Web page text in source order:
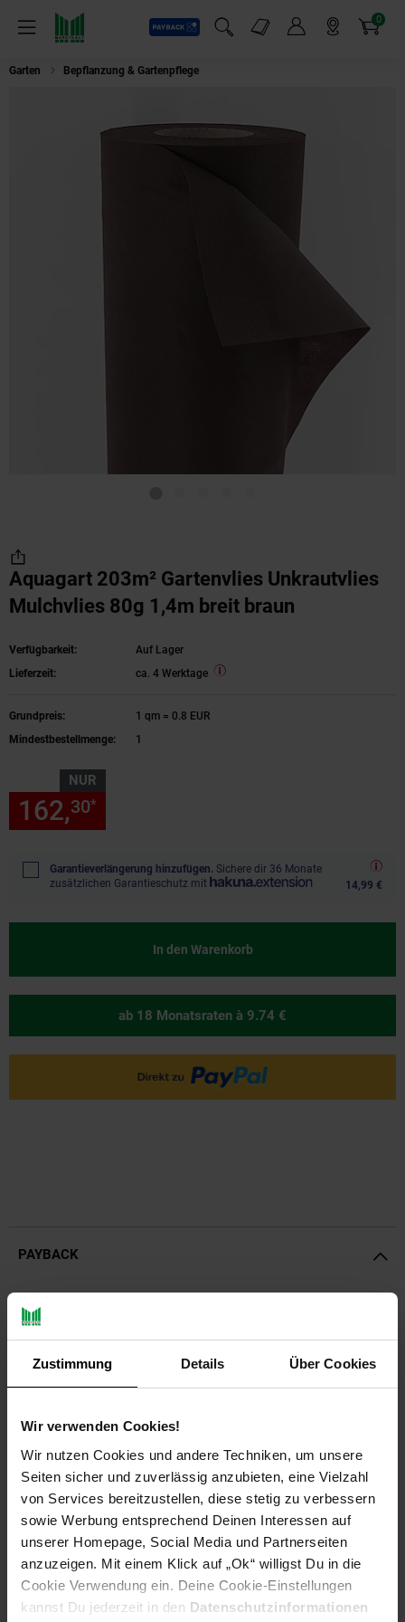
Zustimmung Details Über Cookies
Wir verwenden Cookies!
Wir nutzen Cookies und andere Techniken, um unsere
Seiten sicher und zuverlässig anzubieten, eine Vielzahl
von Services bereitzustellen, diese stetig zu verbessern
sowie Werbung entsprechend Deinen Interessen auf
unserer Homepage, Social Media und Partnerseiten
anzuzeigen. Mit einem Klick auf „Ok“ willigst Du in die
Cookie Verwendung ein. Deine Cookie-Einstellungen
kannst Du jederzeit in den Datenschutzinformationen
Menü
Payback
Suchfeld einblenden
Markt-Angebote 0
Artikel
Garten Bepflanzung & Gartenpflege
Aquagart 203m² Gartenvlies Unkrautvlies
Mulchvlies 80g 1,4m breit braun
Verfügbarkeit:
Auf Lager
Lieferzeit:
ca. 4 Werktage
Grundpreis:
1 qm = 0.8 EUR
Mindestbestellmenge:
1
NUR
162,30*
Garantieverlängerung hinzufügen. Sichere dir 36 Monate
zusätzlichen Garantieschutz mit
14,99 €
In den Warenkorb
ab 18 Monatsraten à 9.74 €
PAYBACK
Payback Punkte
Unkrautvlies ist eine biologische und umweltschonende
Methode zur Unkrautbekämpfung. Durch das Vlies kann auf
eine chemische Behandlung von Unkraut völlig verzichtet
werden!
Das Unkrautschutzvlies unterdrückt das Unkrautwachstum
durch Lichtentzug und nimmt ihm so seine Existenzgrundlage.
Das Vlies hält ihr Beet oder ihre Fläche frei von Unkraut und
speichert die Feuchtigkeit um die Wurzeln der Pflanzen direkt